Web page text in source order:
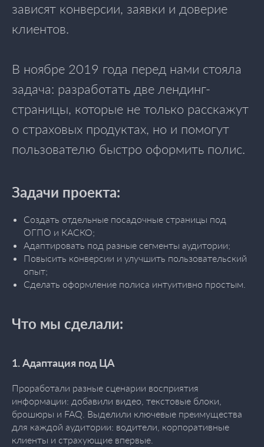
зависят конверсии, заявки и доверие
клиентов.
В ноябре 2019 года перед нами стояла
задача: разработать две лендинг-
страницы, которые не только расскажут
о страховых продуктах, но и помогут
пользователю быстро оформить полис.
Задачи проекта:
Создать отдельные посадочные страницы под
ОГПО и КАСКО;
Адаптировать под разные сегменты аудитории;
Повысить конверсии и улучшить пользовательский
опыт;
Сделать оформление полиса интуитивно простым.
Что мы сделали:
1. Адаптация под ЦА
Проработали разные сценарии восприятия
информации: добавили видео, текстовые блоки,
брошюры и FAQ. Выделили ключевые преимущества
для каждой аудитории: водители, корпоративные
клиенты и страхующие впервые.